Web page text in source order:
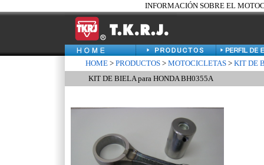
INFORMACIÓN SOBRE EL
HOME > PRODUCTOS > MOTOCICLETAS > KIT DE
KIT DE BIELA para HONDA BH0355A